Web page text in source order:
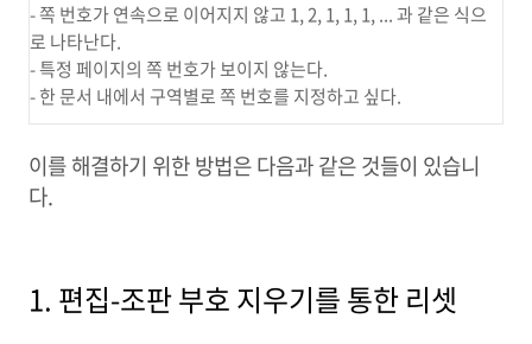
- 쪽 번호가 연속으로 이어지지 않고 1, 2, 1, 1, 1, ... 과 같은 식으
로 나타난다.
- 특정 페이지의 쪽 번호가 보이지 않는다.
- 한 문서 내에서 구역별로 쪽 번호를 지정하고 싶다.
이를 해결하기 위한 방법은 다음과 같은 것들이 있습니
다.
1. 편집-조판 부호 지우기를 통한 리셋